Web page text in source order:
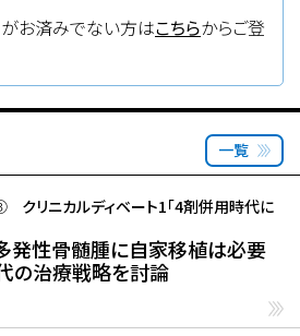
がお済みでない方はこちらからご登
一覧
クリニカルディベート1「4剤併用時代に
発性骨髄腫に自家移植は必要
の治療戦略を討論